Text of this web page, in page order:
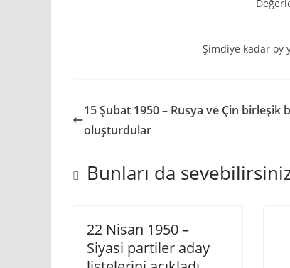
Şimdiye kadar oy
15 Şubat 1950 – Rusya ve Çin birleşik
oluşturdular
Bunları da
22 Nisan 1950 –
Siyasi partiler aday